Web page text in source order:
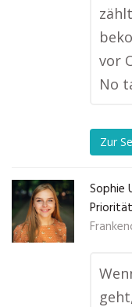
vor
No
Zur
Sophie